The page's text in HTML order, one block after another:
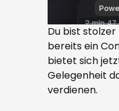
Du bist
bereits ein
bietet sich
Gelegenheit
verdienen.